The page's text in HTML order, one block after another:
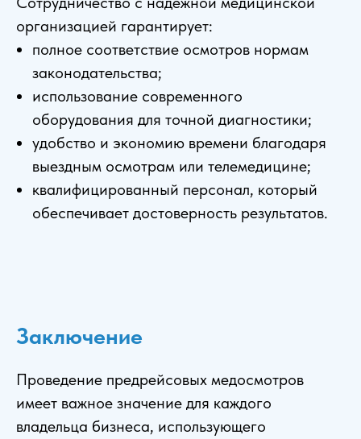
организацией гарантирует:
полное соответствие осмотров нормам
законодательства;
использование современного
оборудования для точной диагностики;
удобство и экономию времени благодаря
выездным осмотрам или телемедицине;
квалифицированный персонал, который
обеспечивает достоверность результатов.
Заключение
Проведение предрейсовых медосмотров
имеет важное значение для каждого
владельца бизнеса, использующего